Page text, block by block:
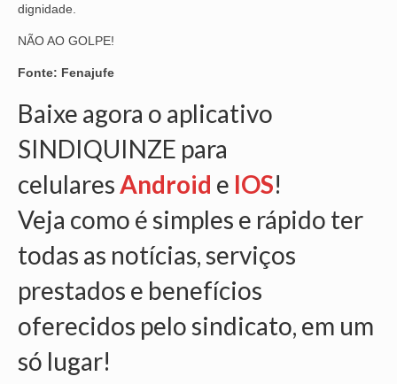
dignidade.
NÃO AO GOLPE!
Fonte: Fenajufe
Baixe agora o aplicativo
SINDIQUINZE para
celularesAndroid e IOS!
Veja como é simples e rápido ter
todas as notícias, serviços
prestados e benefícios
oferecidos pelo sindicato, em um
só lugar!